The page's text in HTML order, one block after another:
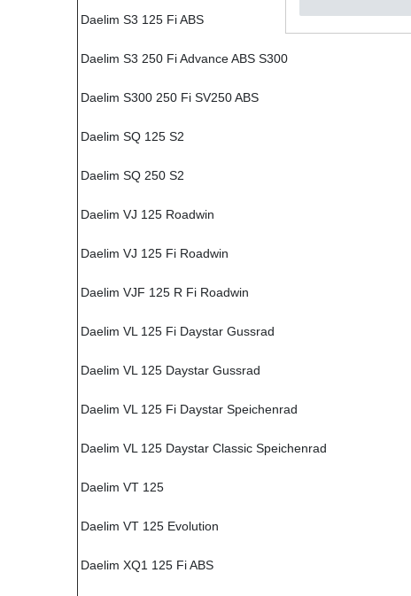
Daelim S3 125 Fi ABS
Daelim S3 250 Fi Advance ABS S300
Daelim S300 250 Fi SV250 ABS
Daelim SQ 125 S2
Daelim SQ 250 S2
Daelim VJ 125 Roadwin
Daelim VJ 125 Fi Roadwin
Daelim VJF 125 R Fi Roadwin
Daelim VL 125 Fi Daystar Gussrad
Daelim VL 125 Daystar Gussrad
Daelim VL 125 Fi Daystar Speichenrad
Daelim VL 125 Daystar Classic Speichenrad
Daelim VT 125
Daelim VT 125 Evolution
Daelim XQ1 125 Fi ABS